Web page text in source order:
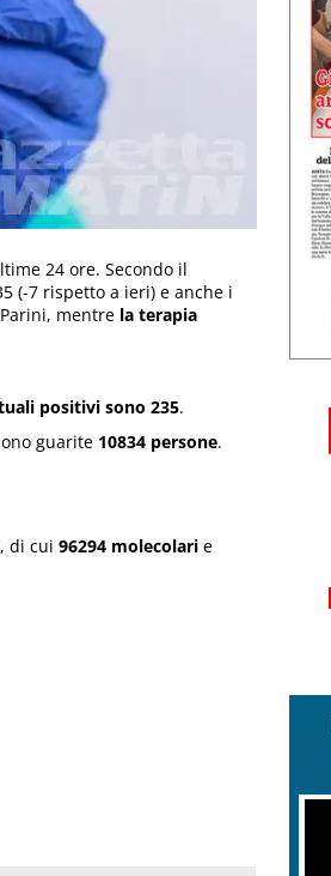
24 ore. Secondo il
(-7 rispetto a ieri) e anche i
mentre la terapia
positivi sono 235.
guarite 10834 persone.
di cui 96294 molecolari e